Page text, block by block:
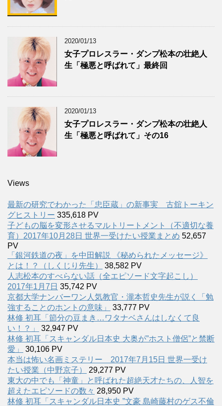
2020/01/13
女子プロレスラー・ダンプ松本の壮絶人
生「極悪と呼ばれて」最終回
2020/01/13
女子プロレスラー・ダンプ松本の壮絶人
生「極悪と呼ばれて」その16
Views
最新の研究でわかった「忠臣蔵」の新事実 古舘トーキン
グヒストリー 335,618 PV
子どもの脳を変形させるマルトリートメント（不適切な養
育）2017年10月28日 世界一受けたい授業まとめ 52,657
PV
「銀河鉄道の夜」を中田解説 《秘められたメッセージ》
とは！？（しくじり先生）
38,582 PV
人志松本のすべらない話（全エピソード文字起こし）
2017年1月7日 35,742 PV
京都大学ナンバーワン人気教官・瀧本哲史先生が説く「勉
強することのホントの意味」
33,777 PV
林修 初耳「節分の豆まき…ワタナベさんはしなくて良
い！？」
32,947 PV
林修 初耳「スキャンダル日本史 大奥が”ホスト僧侶”と禁断
愛」
30,106 PV
本当は怖い名画ミステリー 2017年7月15日 世界一受け
たい授業（中野京子）
29,277 PV
東大の中でも「神童」と呼ばれた超絶天才たちの、人智を
超えたエピソードの数々 28,950 PV
林修 初耳「スキャンダル日本史 ”文豪 島崎藤村のゲス不倫